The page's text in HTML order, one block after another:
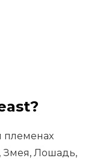
племенах
Змея, Лошадь,